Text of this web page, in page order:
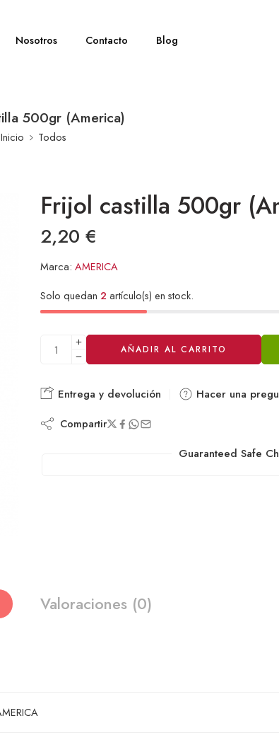
Nosotros Contacto Blog
500gr (America)
Inicio Todos
Frijol castilla 500gr
2,20 €
Marca: AMERICA
Solo quedan 2 artículo(s) en stock.
AÑADIR AL CARRITO
Alternative:
Entrega y devolución Hacer una
Compartir
Guaranteed Safe
Valoraciones (0)